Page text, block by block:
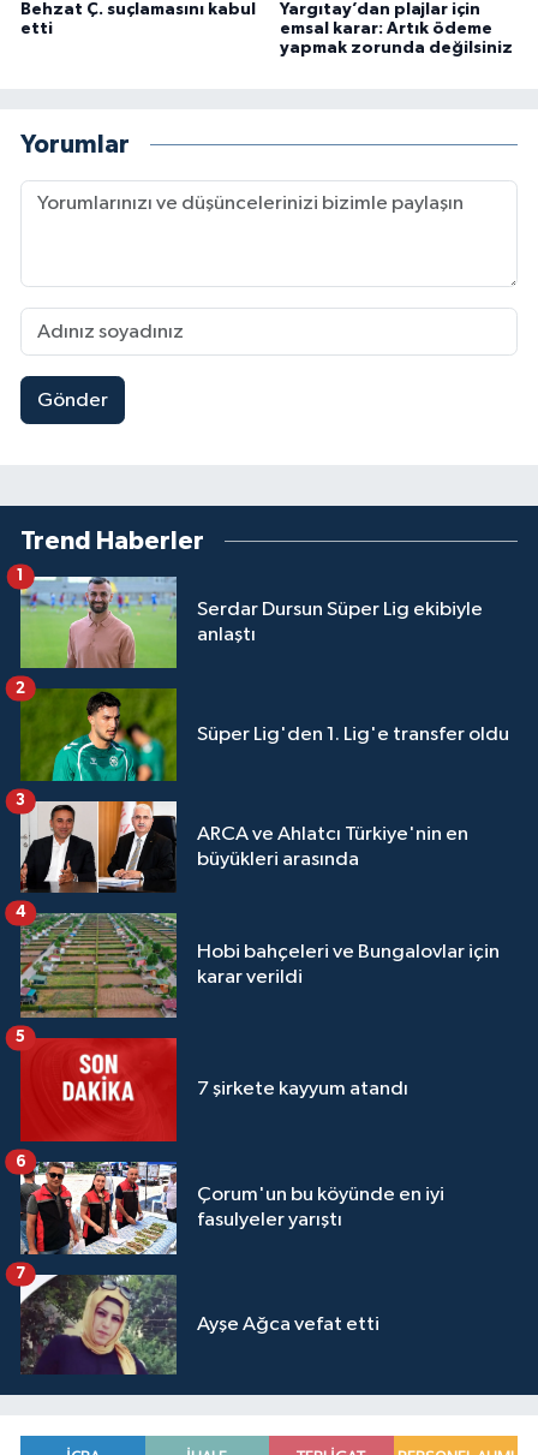
Behzat Ç. suçlamasını kabul
etti
Yargıtay’dan plajlar için
emsal karar: Artık ödeme
yapmak zorunda değilsiniz
Yorumlar
Gönder
Trend Haberler
Serdar Dursun Süper Lig ekibiyle
anlaştı
1
Süper Lig'den 1. Lig'e transfer oldu
2
ARCA ve Ahlatcı Türkiye'nin en
büyükleri arasında
3
Hobi bahçeleri ve Bungalovlar için
karar verildi
4
7 şirkete kayyum atandı
5
Çorum'un bu köyünde en iyi
fasulyeler yarıştı
6
Ayşe Ağca vefat etti
7